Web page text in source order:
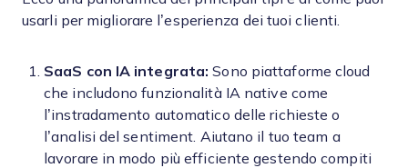
usarli per migliorare l’esperienza dei tuoi clienti.
SaaS con IA integrata: Sono piattaforme cloud
che includono funzionalità IA native come
l’instradamento automatico delle richieste o
l’analisi del sentiment. Aiutano il tuo team a
lavorare in modo più efficiente gestendo compiti